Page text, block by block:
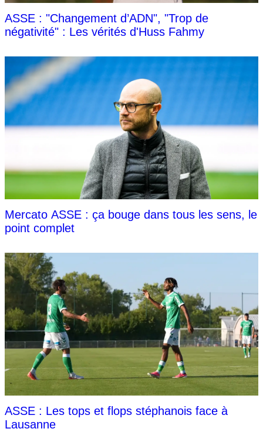
ASSE : "Changement d’ADN", "Trop de
négativité" : Les vérités d'Huss Fahmy
Mercato ASSE : ça bouge dans tous les sens, le
point complet
ASSE : Les tops et flops stéphanois face à
Lausanne